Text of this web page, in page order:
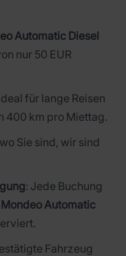
Automatic Diesel
nur 50 EUR
für lange Reisen
400 km pro Miettag.
Sie sind, wir sind
: Jede Buchung
Mondeo Automatic
Fahrzeug